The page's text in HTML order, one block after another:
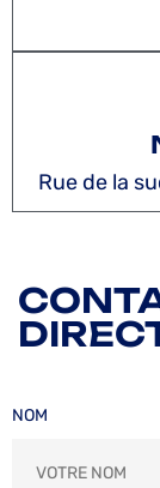
Rue de la
NOM